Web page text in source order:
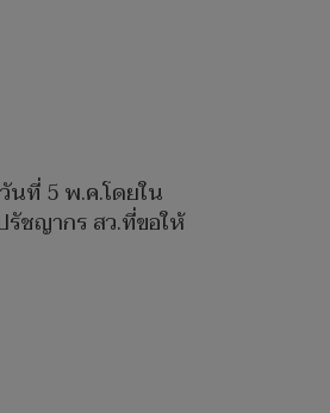
นที่ 5 พ.ค.โดยใน
ชญากร สว.ที่ขอให้